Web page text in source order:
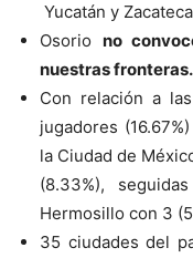
Yucatán y
Osorio no
nuestras fronteras.
Con relación a
jugadores
la Ciudad de
(8.33%),
Hermosillo con 3
35 ciudades del